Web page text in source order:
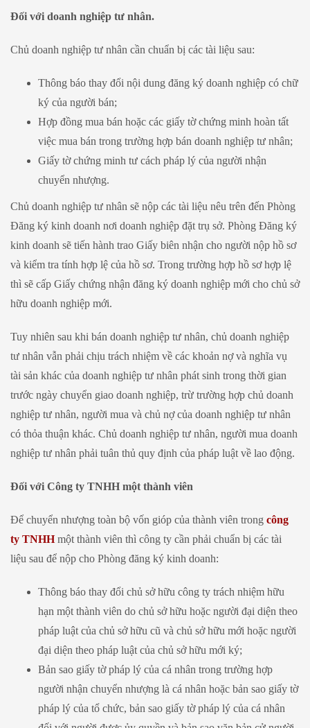
Đối với doanh nghiệp tư nhân.
Chủ doanh nghiệp tư nhân cần chuẩn bị các tài liệu sau:
Thông báo thay đổi nội dung đăng ký doanh nghiệp có chữ
ký của người bán;
Hợp đồng mua bán hoặc các giấy tờ chứng minh hoàn tất
việc mua bán trong trường hợp bán doanh nghiệp tư nhân;
Giấy tờ chứng minh tư cách pháp lý của người nhận
chuyển nhượng.
Chủ doanh nghiệp tư nhân sẽ nộp các tài liệu nêu trên đến Phòng
Đăng ký kinh doanh nơi doanh nghiệp đặt trụ sở. Phòng Đăng ký
kinh doanh sẽ tiến hành trao Giấy biên nhận cho người nộp hồ sơ
và kiểm tra tính hợp lệ của hồ sơ. Trong trường hợp hồ sơ hợp lệ
thì sẽ cấp Giấy chứng nhận đăng ký doanh nghiệp mới cho chủ sở
hữu doanh nghiệp mới.
Tuy nhiên sau khi bán doanh nghiệp tư nhân, chủ doanh nghiệp
tư nhân vẫn phải chịu trách nhiệm về các khoản nợ và nghĩa vụ
tài sản khác của doanh nghiệp tư nhân phát sinh trong thời gian
trước ngày chuyển giao doanh nghiệp, trừ trường hợp chủ doanh
nghiệp tư nhân, người mua và chủ nợ của doanh nghiệp tư nhân
có thỏa thuận khác. Chủ doanh nghiệp tư nhân, người mua doanh
nghiệp tư nhân phải tuân thủ quy định của pháp luật về lao động.
Đối với Công ty TNHH một thành viên
Để chuyển nhượng toàn bộ vốn gióp của thành viên trong công
ty TNHHmột thành viên thì công ty cần phải chuẩn bị các tài
liệu sau để nộp cho Phòng đăng ký kinh doanh:
Thông báo thay đổi chủ sở hữu công ty trách nhiệm hữu
hạn một thành viên do chủ sở hữu hoặc người đại diện theo
pháp luật của chủ sở hữu cũ và chủ sở hữu mới hoặc người
đại diện theo pháp luật của chủ sở hữu mới ký;
Bản sao giấy tờ pháp lý của cá nhân trong trường hợp
người nhận chuyển nhượng là cá nhân hoặc bản sao giấy tờ
pháp lý của tổ chức, bản sao giấy tờ pháp lý của cá nhân